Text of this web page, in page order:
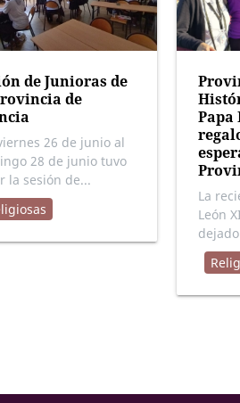
de Junioras de
de
26 de junio al
28 de junio tuvo
la sesión de...
Papa
La
León